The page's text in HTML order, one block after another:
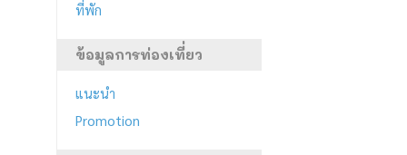
ที่พัก
ข้อมูลการท่องเที่ยว
แนะนำ
Promotion